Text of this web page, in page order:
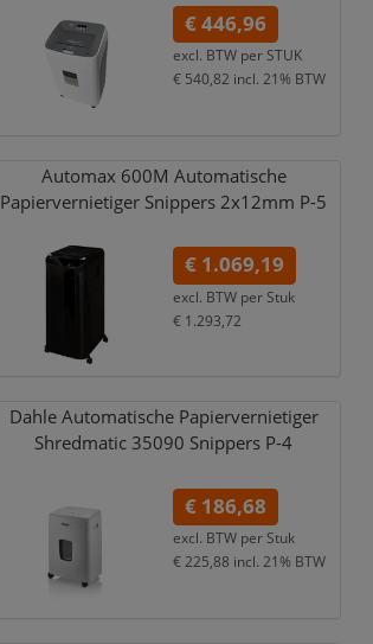
€ 446,96
excl. BTW per STUK
€ 540,82 incl. 21% BTW
Automax 600M Automatische
Papiervernietiger Snippers 2x12mm P-5
€ 1.069,19
excl. BTW per Stuk
€ 1.293,72
Dahle Automatische Papiervernietiger
Shredmatic 35090 Snippers P-4
€ 186,68
excl. BTW per Stuk
€ 225,88 incl. 21% BTW